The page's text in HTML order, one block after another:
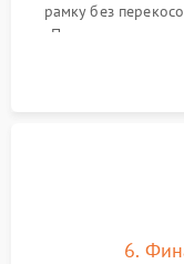
рамку без
Подключение
Сброс настроек и
6.